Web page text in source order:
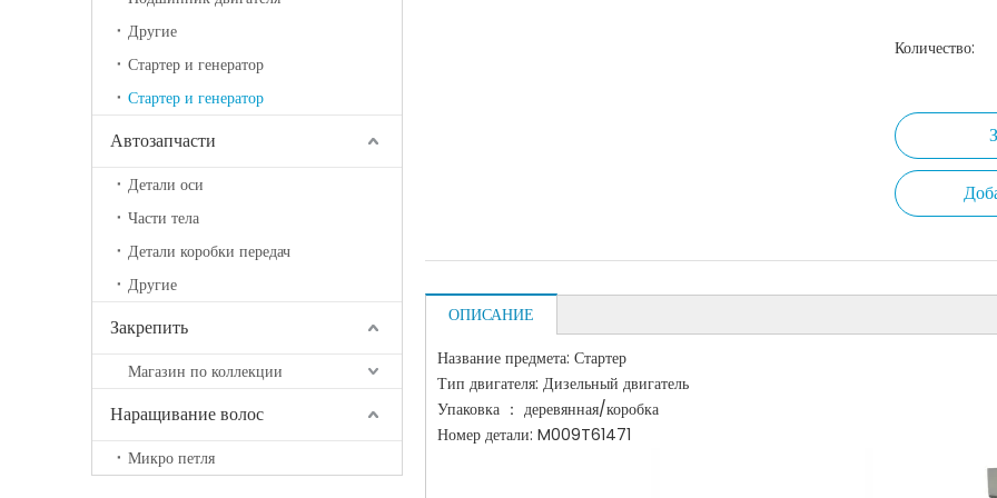
Другие
Стартер и генератор
Стартер и генератор
Автозапчасти
Детали оси
Части тела
Детали коробки передач
Другие
Закрепить
Магазин по коллекции
Наращивание волос
Микро петля
Количество:
ОПИСАНИЕ
Название предмета: Стартер
Тип двигателя: Дизельный двигатель
Упаковка ： деревянная/коробка
Номер детали: M009T61471